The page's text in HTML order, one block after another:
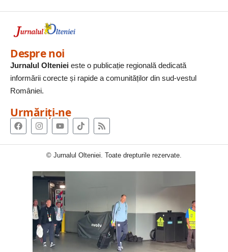
Despre noi
Jurnalul Olteniei este o publicație regională dedicată
informării corecte și rapide a comunităților din sud-vestul
României.
Urmăriți-ne
© Jurnalul Olteniei. Toate drepturile rezervate.